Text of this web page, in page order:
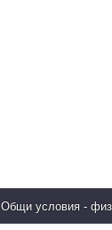
Общи условия -